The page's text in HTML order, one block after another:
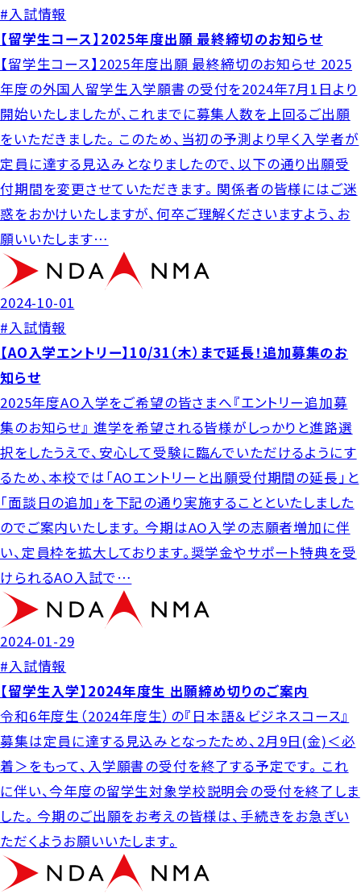
#入試情報
【留学生コース】2025年度出願 最終締切のお知らせ
【留学生コース】2025年度出願 最終締切のお知らせ 2025
年度の外国人留学生入学願書の受付を2024年7月1日より
開始いたしましたが、これまでに募集人数を上回るご出願
をいただきました。 このため、当初の予測より早く入学者が
定員に達する見込みとなりましたので、以下の通り出願受
付期間を変更させていただきます。 関係者の皆様にはご迷
惑をおかけいたしますが、何卒ご理解くださいますよう、お
願いいたします…
2024-10-01
#入試情報
【AO入学エントリー】10/31（木）まで延長！追加募集のお
知らせ
2025年度AO入学をご希望の皆さまへ『エントリー追加募
集のお知らせ』 進学を希望される皆様がしっかりと進路選
択をしたうえで、安心して受験に臨んでいただけるようにす
るため、本校では「AOエントリーと出願受付期間の延長」と
「面談日の追加」を下記の通り実施することといたしました
のでご案内いたします。 今期はAO入学の志願者増加に伴
い、定員枠を拡大しております。奨学金やサポート特典を受
けられるAO入試で…
2024-01-29
#入試情報
【留学生入学】2024年度生 出願締め切りのご案内
令和6年度生（2024年度生）の『日本語＆ビジネスコース』
募集は定員に達する見込みとなったため、2月9日(金)＜必
着＞をもって、入学願書の受付を終了する予定です。 これ
に伴い、今年度の留学生対象学校説明会の受付を終了しま
した。 今期のご出願をお考えの皆様は、手続きをお急ぎい
ただくようお願いいたします。